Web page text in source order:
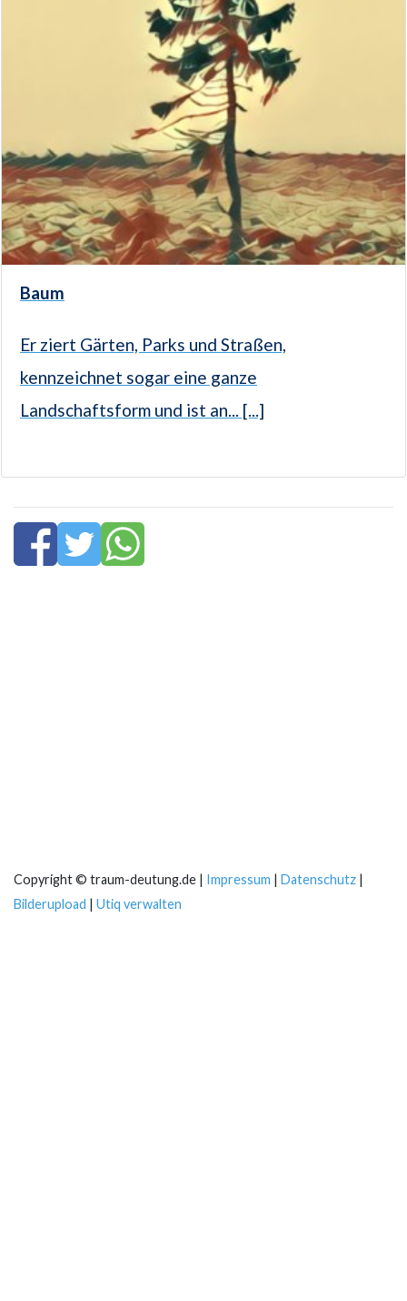
Baum
Er ziert Gärten, Parks und Straßen,
kennzeichnet sogar eine ganze
Landschaftsform und ist an... [...]
Copyright © traum-deutung.de | Impressum | Datenschutz |
Bilderupload | Utiq verwalten